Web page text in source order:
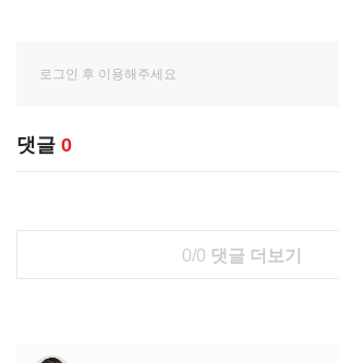
댓글 0
0/0 댓글 더보기